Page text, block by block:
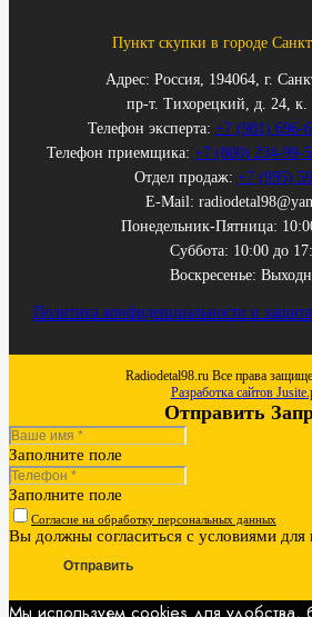
Пункт скупки в городе
Адрес: Россия, 194064, г.
пр-т. Тихорецкий, д. 24, к.
Телефон эксперта: +7 (981) 696-
Телефон приемщика: +7 (800) 234-99-
Отдел продаж: +7 (995)
E-Mail:
Понедельник-Пятница:
Суббота: 10:00 до
Воскресенье:
Политика конфиденциальности и
Radiodetal98.ru Все права
Разработка сайтов
Отправить
Заполните поле
Заполните поле
Согласие на обработку персональных данных
Вы должны согласиться с условиями
Отправить
Мы используем cookies для удобства,